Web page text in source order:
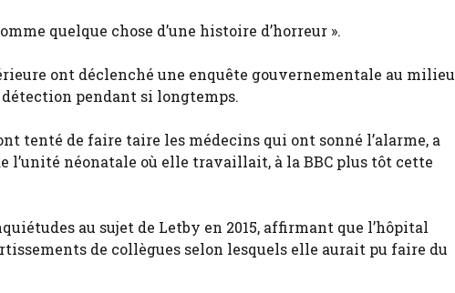
quelque chose d’une histoire d’horreur ».
ont déclenché une enquête gouvernementale au milieu
pendant si longtemps.
tenté de faire taire les médecins qui ont sonné l’alarme, a
l’unité néonatale où elle travaillait, à la BBC plus tôt cette
au sujet de Letby en 2015, affirmant que l’hôpital
de collègues selon lesquels elle aurait pu faire du